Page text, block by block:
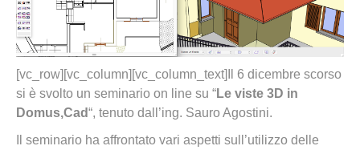
[vc_row][vc_column][vc_column_text]Il 6 dicembre scorso
si è svolto un seminario on line su “Le viste 3D in
Domus,Cad“, tenuto dall’ing. Sauro Agostini.
Il seminario ha affrontato vari aspetti sull’utilizzo delle